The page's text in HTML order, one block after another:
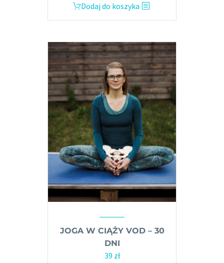
Dodaj do koszyka
JOGA W CIĄŻY VOD – 30
DNI
39 zł